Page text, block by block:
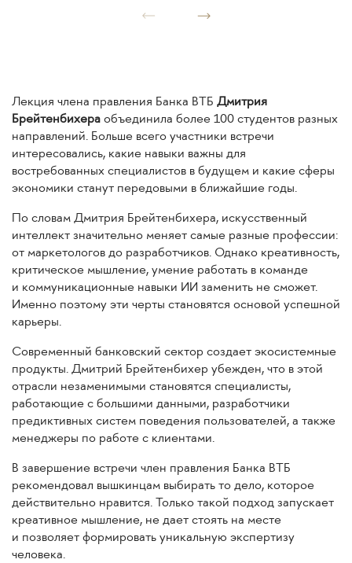
Лекция члена правления Банка ВТБ Дмитрия
Брейтенбихераобъединила более 100 студентов разных
направлений. Больше всего участники встречи
интересовались, какие навыки важны для
востребованных специалистов в будущем и какие сферы
экономики станут передовыми в ближайшие годы.
По словам Дмитрия Брейтенбихера, искусственный
интеллект значительно меняет самые разные профессии:
от маркетологов до разработчиков. Однако креативность,
критическое мышление, умение работать в команде
и коммуникационные навыки ИИ заменить не сможет.
Именно поэтому эти черты становятся основой успешной
карьеры.
Современный банковский сектор создает экосистемные
продукты. Дмитрий Брейтенбихер убежден, что в этой
отрасли незаменимыми становятся специалисты,
работающие с большими данными, разработчики
предиктивных систем поведения пользователей, а также
менеджеры по работе с клиентами.
В завершение встречи член правления Банка ВТБ
рекомендовал вышкинцам выбирать то дело, которое
действительно нравится. Только такой подход запускает
креативное мышление, не дает стоять на месте
и позволяет формировать уникальную экспертизу
человека.